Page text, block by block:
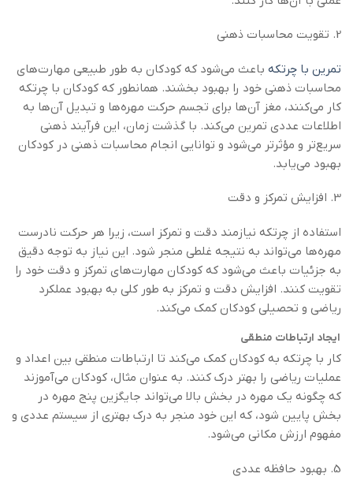
2. تقویت محاسبات ذهنی
تمرین با چرتکه باعث می‌شود که کودکان به طور طبیعی مهارت‌های
محاسبات ذهنی خود را بهبود بخشند. همانطور که کودکان با چرتکه
کار می‌کنند، مغز آن‌ها برای تجسم حرکت مهره‌ها و تبدیل آن‌ها به
اطلاعات عددی تمرین می‌کند. با گذشت زمان، این فرآیند ذهنی
سریع‌تر و مؤثرتر می‌شود و توانایی انجام محاسبات ذهنی در کودکان
بهبود می‌یابد.
3. افزایش تمرکز و دقت
استفاده از چرتکه نیازمند دقت و تمرکز است، زیرا هر حرکت نادرست
مهره‌ها می‌تواند به نتیجه غلطی منجر شود. این نیاز به توجه دقیق
به جزئیات باعث می‌شود که کودکان مهارت‌های تمرکز و دقت خود را
تقویت کنند. افزایش دقت و تمرکز به طور کلی به بهبود عملکرد
ریاضی و تحصیلی کودکان کمک می‌کند.
ایجاد ارتباطات منطقی
کار با چرتکه به کودکان کمک می‌کند تا ارتباطات منطقی بین اعداد و
عملیات ریاضی را بهتر درک کنند. به عنوان مثال، کودکان می‌آموزند
که چگونه یک مهره در بخش بالا می‌تواند جایگزین پنج مهره در
بخش پایین شود، که این خود منجر به درک بهتری از سیستم عددی و
مفهوم ارزش مکانی می‌شود.
5. بهبود حافظه عددی